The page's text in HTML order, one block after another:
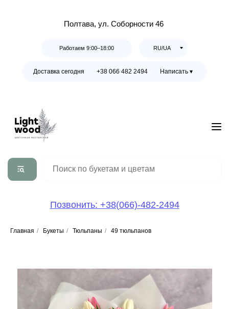
Полтава, ул. Соборности 46
RU/UA
Работаем 9:00–18:00
Доставка сегодня +38 066 482 2494 Написать ▾
Позвонить: +38(066)-482-2494
Главная / Букеты / Тюльпаны / 49 тюльпанов